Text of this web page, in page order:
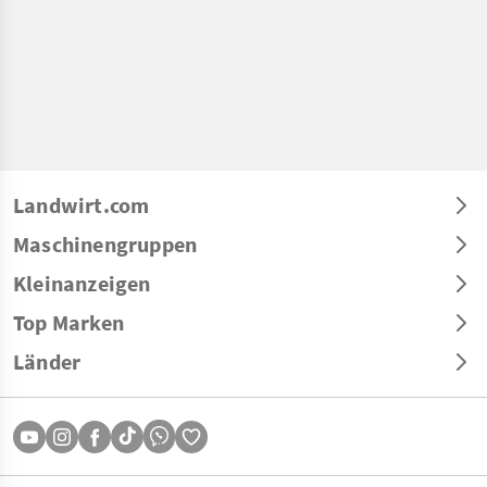
Landwirt.com
Maschinengruppen
Kleinanzeigen
Top Marken
Länder